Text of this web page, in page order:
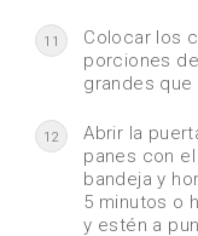
11
Colocar los
porciones
grandes que
12
Abrir la
panes con
bandeja y
5 minutos o
y estén a